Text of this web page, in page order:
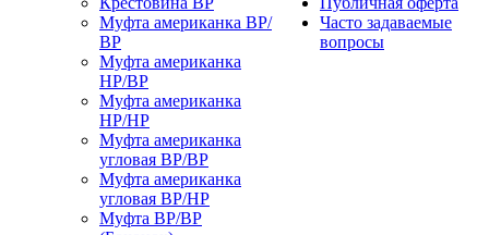
Муфта американка ВР/
ВР
Муфта американка
НР/ВР
Муфта американка
НР/НР
Муфта американка
угловая ВР/ВР
Муфта американка
угловая ВР/НР
Муфта ВР/ВР
Часто задаваемые
вопросы